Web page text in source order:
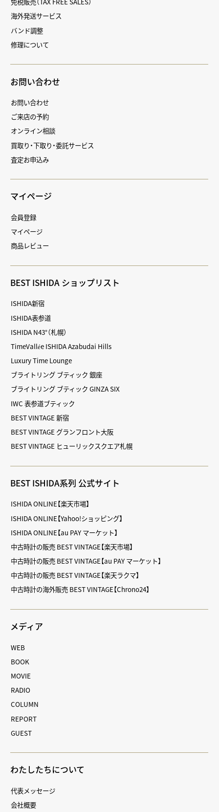
海外発送サービス
バンド調整
修理について
お問い合わせ
お問い合わせ
ご来店の予約
オンライン相談
買取り・下取り・委託サービス
査定お申込み
マイページ
会員登録
マイページ
商品レビュー
BEST ISHIDA ショップリスト
ISHIDA新宿
ISHIDA表参道
ISHIDA N43°（札幌）
TimeVallée ISHIDA Azabudai Hills
Luxury Time Lounge
ブライトリング ブティック 銀座
ブライトリング ブティック GINZA SIX
IWC 表参道ブティック
BEST VINTAGE 新宿
BEST VINTAGE グランフロント大阪
BEST VINTAGE ヒューリックスクエア札幌
BEST ISHIDA系列 公式サイト
ISHIDA ONLINE【楽天市場】
ISHIDA ONLINE【Yahoo!ショッピング】
ISHIDA ONLINE【au PAY マーケット】
中古時計の販売 BEST VINTAGE【楽天市場】
中古時計の販売 BEST VINTAGE【au PAY マーケット】
中古時計の販売 BEST VINTAGE【楽天ラクマ】
中古時計の海外販売 BEST VINTAGE【Chrono24】
メディア
WEB
BOOK
MOVIE
RADIO
COLUMN
REPORT
GUEST
わたしたちについて
代表メッセージ
会社概要